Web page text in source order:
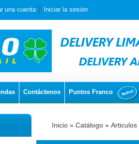
una cuenta Iniciar la sesión
Contáctenos Puntos Franco
Inicio » Catálogo »